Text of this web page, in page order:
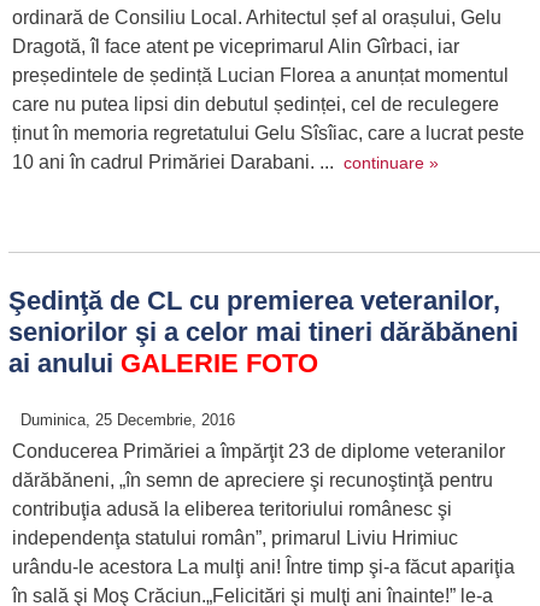
ordinară de Consiliu Local. Arhitectul șef al orașului, Gelu
Dragotă, îl face atent pe viceprimarul Alin Gîrbaci, iar
președintele de ședință Lucian Florea a anunțat momentul
care nu putea lipsi din debutul ședinței, cel de reculegere
ținut în memoria regretatului Gelu Sîsîiac, care a lucrat peste
10 ani în cadrul Primăriei Darabani. ... continuare »
Şedinţă de CL cu premierea veteranilor,
seniorilor şi a celor mai tineri dărăbăneni
ai anului GALERIE FOTO
Duminica, 25 Decembrie, 2016
Conducerea Primăriei a împărţit 23 de diplome veteranilor
dărăbăneni, „în semn de apreciere şi recunoştinţă pentru
contribuţia adusă la eliberea teritoriului românesc şi
independenţa statului român”, primarul Liviu Hrimiuc
urându-le acestora La mulţi ani! Între timp şi-a făcut apariţia
în sală şi Moş Crăciun.„Felicitări şi mulţi ani înainte!” le-a